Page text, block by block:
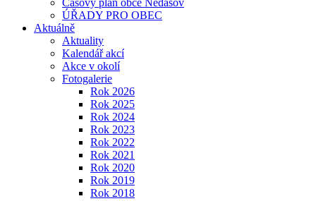
Časový plán obce Nedašov
ÚŘADY PRO OBEC
Aktuálně
Aktuality
Kalendář akcí
Akce v okolí
Fotogalerie
Rok 2026
Rok 2025
Rok 2024
Rok 2023
Rok 2022
Rok 2021
Rok 2020
Rok 2019
Rok 2018